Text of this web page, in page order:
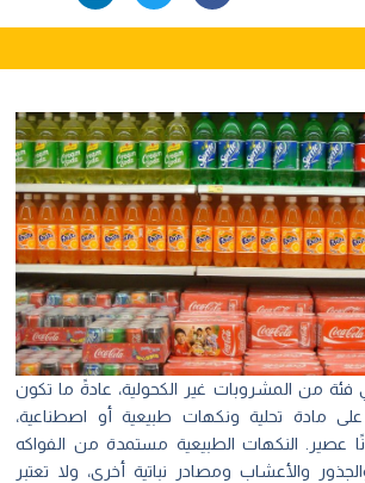
فئة من المشروبات غير الكحولية، عادةً ما تكون
مادة تحلية ونكهات طبيعية أو اصطناعية،
عصير. النكهات الطبيعية مستمدة من الفواكه
والأعشاب ومصادر نباتية أخرى، ولا تعتبر